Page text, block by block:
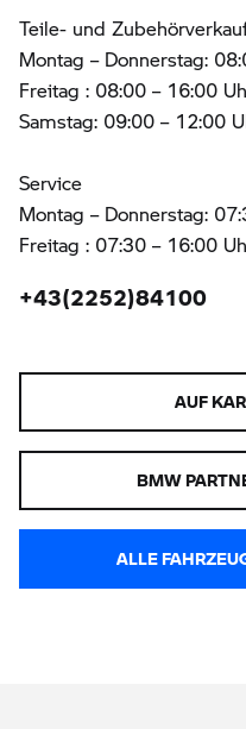
Teile- und
Montag – Donnerstag:
Freitag : 08:00 – 16:00
Samstag: 09:00 – 12:00
Service
Montag – Donnerstag:
Freitag : 07:30 – 16:00
+43(2252)84100
AUF
BMW
ALLE